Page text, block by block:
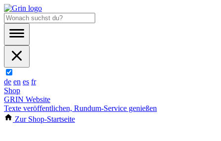
de en es fr
Shop
GRIN Website
Texte veröffentlichen, Rundum-Service genießen
Zur Shop-Startseite